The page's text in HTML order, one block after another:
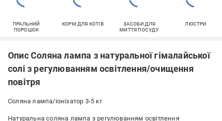
ПРАЛЬНИЙ
ПОРОШОК
КОРМ ДЛЯ КОТІВ
ЗАСОБИ ДЛЯ
МИТТЯ ПОСУДУ
ЛЮСТРИ
Опис Соляна лампа з натуральної гімалайської
солі з регулюванням освітлення/очищення
повітря
Соляна лампа/іонізатор 3-5 кг
Натуральна соляна лампа з регулюванням освітлення